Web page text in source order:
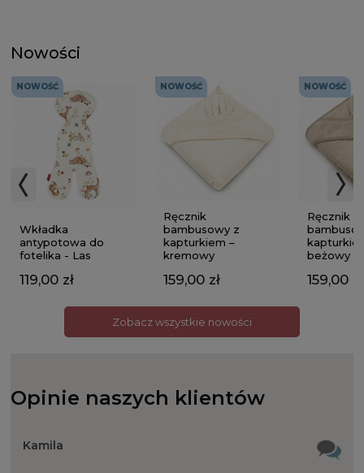
Nowości
NOWOŚĆ
Wkładka
antypotowa do
fotelika - Las
119,00 zł
NOWOŚĆ
Ręcznik
bambusowy z
kapturkiem –
kremowy
159,00 zł
NOWOŚĆ
Ręcznik
beżowy
159,00 zł
Zobacz wszystkie nowości
Opinie naszych klientów
Kamila